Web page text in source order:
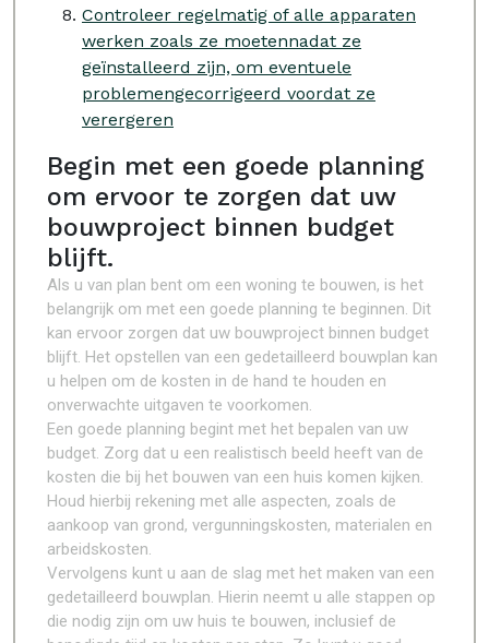
Controleer regelmatig of alle apparaten
werken zoals ze moetennadat ze
geïnstalleerd zijn, om eventuele
problemengecorrigeerd voordat ze
verergeren
Begin met een goede planning
om ervoor te zorgen dat uw
bouwproject binnen budget
blijft.
Als u van plan bent om een woning te bouwen, is het
belangrijk om met een goede planning te beginnen. Dit
kan ervoor zorgen dat uw bouwproject binnen budget
blijft. Het opstellen van een gedetailleerd bouwplan kan
u helpen om de kosten in de hand te houden en
onverwachte uitgaven te voorkomen.
Een goede planning begint met het bepalen van uw
budget. Zorg dat u een realistisch beeld heeft van de
kosten die bij het bouwen van een huis komen kijken.
Houd hierbij rekening met alle aspecten, zoals de
aankoop van grond, vergunningskosten, materialen en
arbeidskosten.
Vervolgens kunt u aan de slag met het maken van een
gedetailleerd bouwplan. Hierin neemt u alle stappen op
die nodig zijn om uw huis te bouwen, inclusief de